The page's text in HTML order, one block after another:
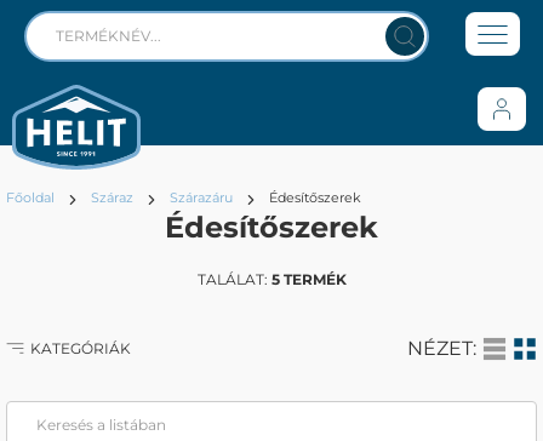
Főoldal Száraz Szárazáru Édesítőszerek
Édesítőszerek
TALÁLAT: 5 TERMÉK
KATEGÓRIÁK NÉZET: